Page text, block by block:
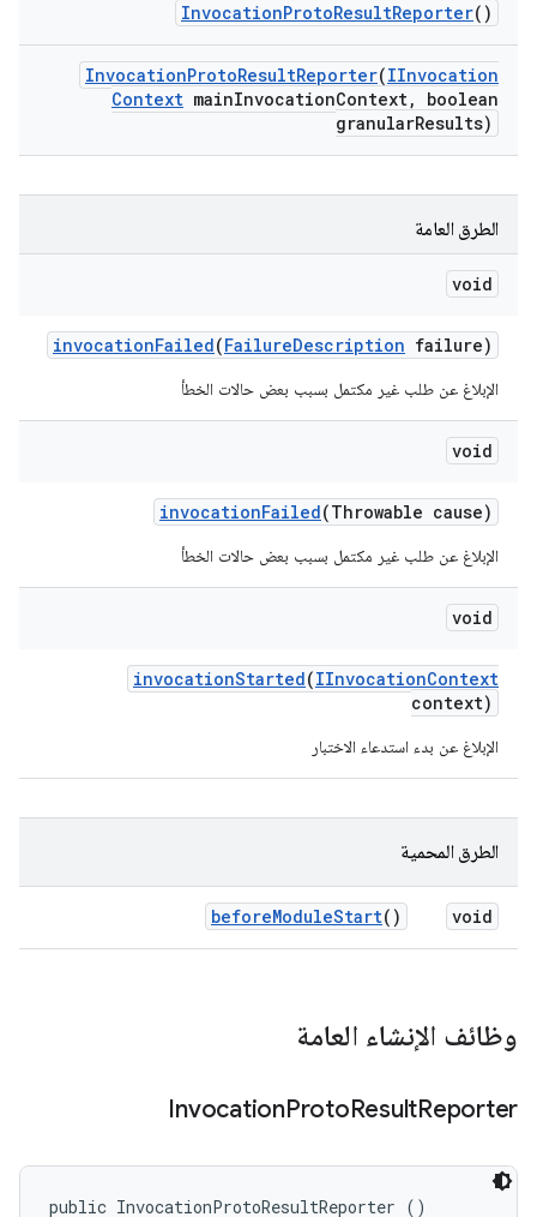
InvocationProtoResultReporter()
InvocationProtoResultReporter(IInvocation
Context mainInvocationContext,
boolean
granularResults)
الطرق العامة
void
invocationFailed(FailureDescription failure)
الإبلاغ عن طلب غير مكتمل بسبب بعض حالات الخطأ
void
invocationFailed(Throwable cause)
الإبلاغ عن طلب غير مكتمل بسبب بعض حالات الخطأ
void
invocationStarted(IInvocationContext
context)
الإبلاغ عن بدء استدعاء الاختبار
الطرق المحمية
void
beforeModuleStart()
وظائف الإنشاء العامة
InvocationProtoResultReporter
public InvocationProtoResultReporter ()